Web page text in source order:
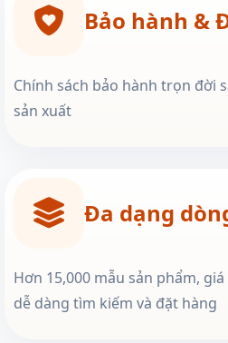
Bảo hành &
Chính sách bảo hành trọn đời
sản xuất
Đa dạng
Hơn 15,000 mẫu sản phẩm,
dễ dàng tìm kiếm và đặt hàng